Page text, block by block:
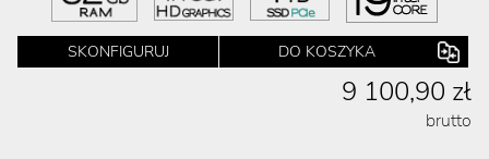
SKONFIGURUJ DO KOSZYKA
9 100,90 zł
brutto